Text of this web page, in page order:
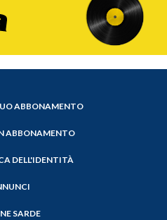
ABBONAMENTO
ABBONAMENTO
DELL'IDENTITÀ
SARDE